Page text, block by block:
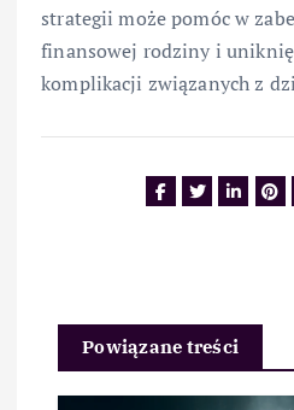
strategii może pomóc w
finansowej rodziny i
komplikacji związanych z
Powiązane treści